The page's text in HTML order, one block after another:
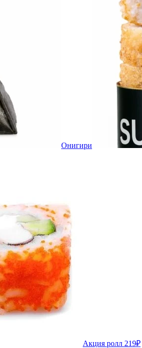
Онигири
Акция ролл 219₽